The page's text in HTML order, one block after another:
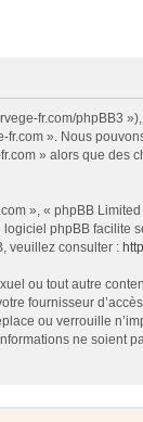
fr.com/phpBB3
». Nous
» alors que
», « phpBB
logiciel phpBB facilite
veuillez consulter :
ou tout autre
fournisseur
ou verrouille
ne soient